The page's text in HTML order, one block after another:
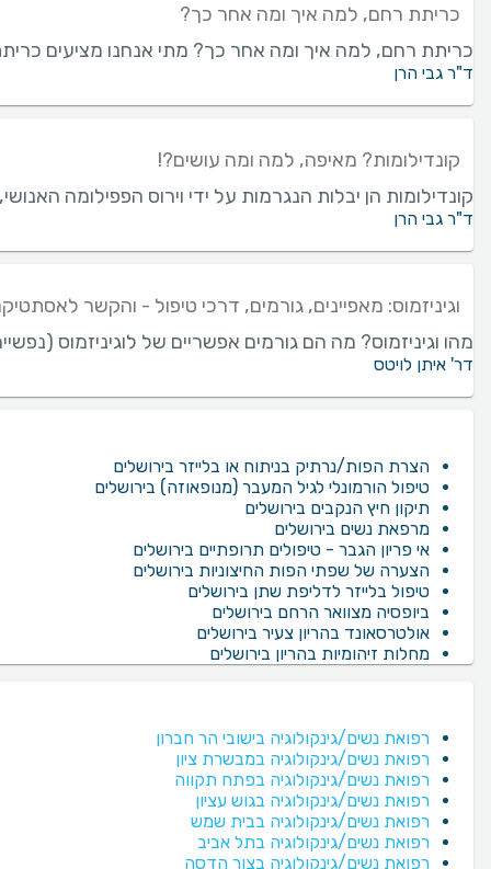
כריתת רחם, למה איך ומה אחר כך?
כריתת רחם, למה איך ומה אחר כך? מתי אנחנו מציעים
ד"ר גבי הרן
קונדילומות? מאיפה, למה ומה עושים?!
קונדילומות הן יבלות הנגרמות על ידי וירוס הפפילומה האנושי, בעיקר זנים 6 ו-11 שלו. כיצד מטפלים בקונדילומות? כיצד מתכוננים
ד"ר גבי הרן
וגיניזמוס: מאפיינים, גורמים, דרכי טיפול - והקשר
מהו וגיניזמוס? מה הם גורמים אפשריים של לוגיניזמוס
דר' איתן לויטס
הצרת הפות/נרתיק בניתוח או בלייזר בירושלים
טיפול הורמונלי לגיל המעבר (מנופאוזה) בירושלים
תיקון חיץ הנקבים בירושלים
מרפאת נשים בירושלים
אי פריון הגבר - טיפולים תרופתיים בירושלים
הצערה של שפתי הפות החיצוניות בירושלים
טיפול בלייזר לדליפת שתן בירושלים
ביופסיה מצוואר הרחם בירושלים
אולטרסאונד בהריון צעיר בירושלים
מחלות זיהומיות בהריון בירושלים
רפואת נשים/גינקולוגיה בישובי הר חברון
רפואת נשים/גינקולוגיה במבשרת ציון
רפואת נשים/גינקולוגיה בפתח תקווה
רפואת נשים/גינקולוגיה בגוש עציון
רפואת נשים/גינקולוגיה בבית שמש
רפואת נשים/גינקולוגיה בתל אביב
רפואת נשים/גינקולוגיה בצור הדסה